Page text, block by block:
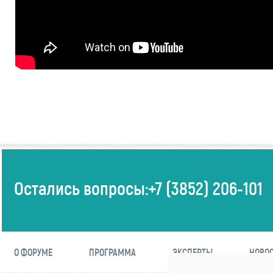
Остались вопросы:+7 (3852) 206-101
О ФОРУМЕ ПРОГРАММА ЭКСПЕРТЫ